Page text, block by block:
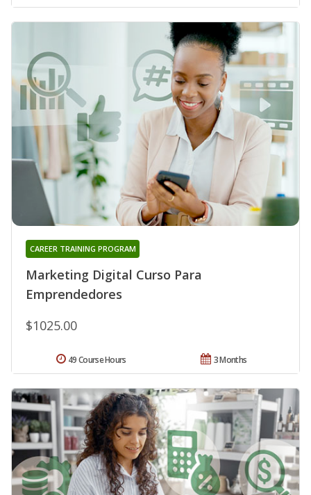
Marketing Digital Curso Para
Emprendedores
CAREER TRAINING PROGRAM
$1025.00
3 Months
49 Course Hours